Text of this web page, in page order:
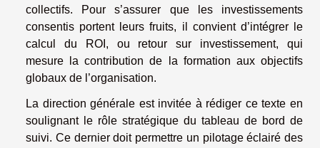
collectifs. Pour s’assurer que les investissements
consentis portent leurs fruits, il convient d’intégrer le
calcul du ROI, ou retour sur investissement, qui
mesure la contribution de la formation aux objectifs
globaux de l’organisation.
La direction générale est invitée à rédiger ce texte en
soulignant le rôle stratégique du tableau de bord de
suivi. Ce dernier doit permettre un pilotage éclairé des